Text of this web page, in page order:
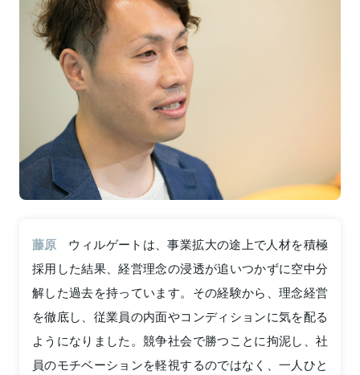
藤原
ウィルゲートは、事業拡大の途上で人材を積極
採用した結果、経営理念の浸透が追いつかずに空中分
解した過去を持っています。その経験から、理念経営
を徹底し、従業員の内面やコンディションに気を配る
ようになりました。競争社会で勝つことに拘泥し、社
員のモチベーションを軽視するのではなく、一人ひと